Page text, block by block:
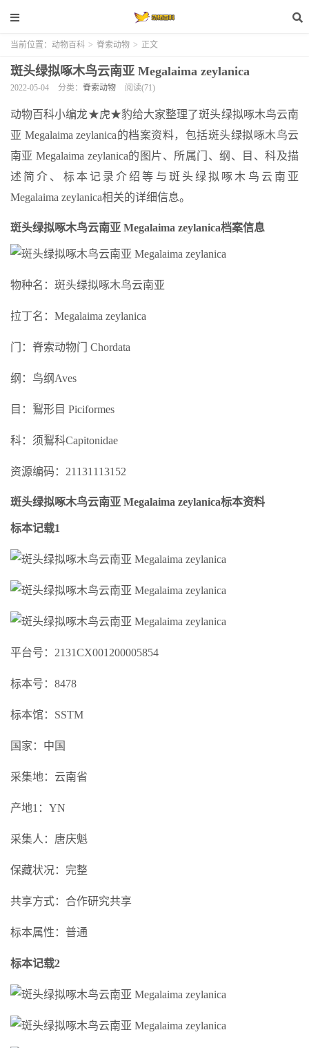
当前位置： 动物百科 > 脊索动物 > 正文
斑头绿拟啄木鸟云南亚 Megalaima zeylanica
2022-05-04 分类： 脊索动物 阅读(71)
动物百科小编龙★虎★豹给大家整理了斑头绿拟啄木鸟云南
亚 Megalaima zeylanica的档案资料，包括斑头绿拟啄木鸟云
南亚 Megalaima zeylanica的图片、所属门、纲、目、科及描
述简介、标本记录介绍等与斑头绿拟啄木鸟云南亚
Megalaima zeylanica相关的详细信息。
斑头绿拟啄木鸟云南亚 Megalaima zeylanica档案信息
物种名：斑头绿拟啄木鸟云南亚
拉丁名：Megalaima zeylanica
门：脊索动物门 Chordata
纲：鸟纲Aves
目：鴷形目 Piciformes
科：须鴷科Capitonidae
资源编码：21131113152
斑头绿拟啄木鸟云南亚 Megalaima zeylanica标本资料
标本记载1
平台号：2131CX001200005854
标本号：8478
标本馆：SSTM
国家：中国
采集地：云南省
产地1：YN
采集人：唐庆魁
保藏状况：完整
共享方式：合作研究共享
标本属性：普通
标本记载2